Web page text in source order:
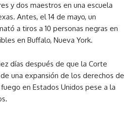
y dos maestros en una escuela
Antes, el 14 de mayo, un
a tiros a 10 personas negras en
en Buffalo, Nueva York.
días después de que la Corte
una expansión de los derechos de
en Estados Unidos pese a la